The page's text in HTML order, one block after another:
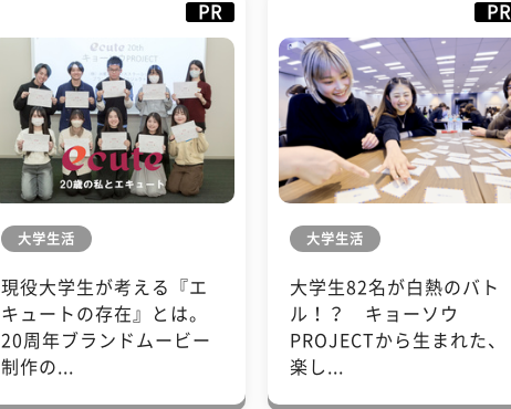
PR
大学生活
現役大学生が考える『エ
キュートの存在』とは。
20周年ブランドムービー
制作の...
PR
大学生活
大学生82名が白熱のバト
ル！？ キョーソウ
PROJECTから生まれた、
楽し...